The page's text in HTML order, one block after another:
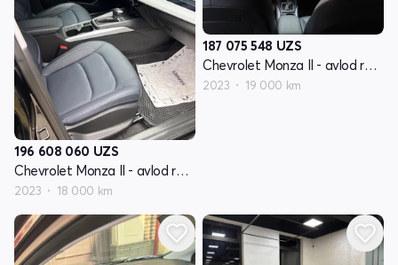
196 608 060 UZS
Chevrolet Monza II - avlod restyling
2023 18 000 km
187 075 548 UZS
Chevrolet Monza II - avlod restyling
2023 19 000 km